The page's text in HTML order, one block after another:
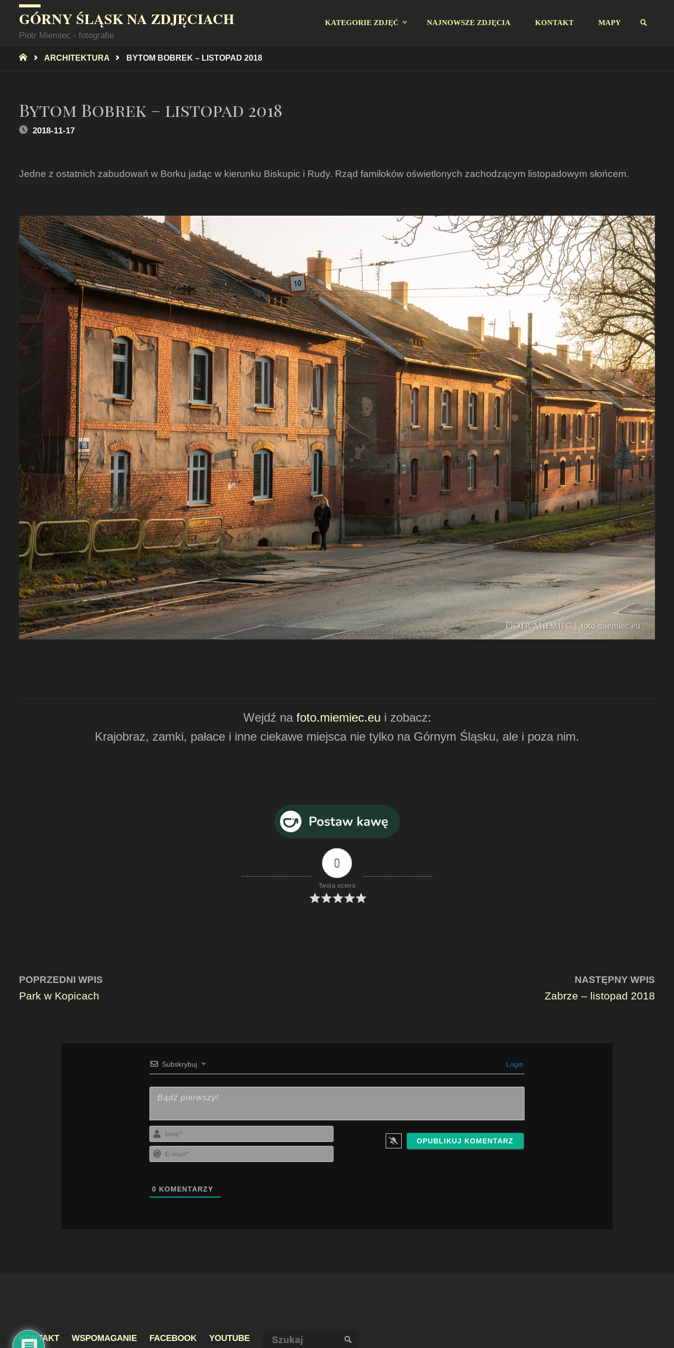
GÓRNY ŚLĄSK NA ZDJĘCIACH
Piotr Miemiec - fotografie
KATEGORIE ZDJĘĆ NAJNOWSZE ZDJĘCIA KONTAKT MAPY
STRONA
ARCHITEKTURA BYTOM BOBREK – LISTOPAD 2018
Bytom Bobrek – listopad 2018
2018-11-17
Jedne z ostatnich zabudowań w Borku jadąc w kierunku Biskupic i Rudy. Rząd familoków oświetlonych zachodzącym listopadowym słońcem.
Wejdź na foto.miemiec.eu i zobacz:
Krajobraz, zamki, pałace i inne ciekawe miejsca nie tylko na Górnym Śląsku, ale i poza nim.
0
Twoja ocena
POPRZEDNI WPIS
Park w Kopicach
NASTĘPNY WPIS
Zabrze – listopad 2018
Subskrybuj Login
mail*
0 KOMENTARZY
KONTAKT WSPOMAGANIE FACEBOOK YOUTUBE SZUKAJ